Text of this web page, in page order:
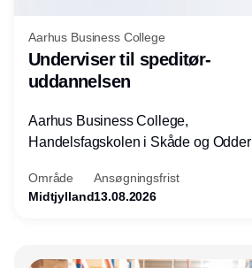
Aarhus Business College
Underviser til speditør-
uddannelsen
Aarhus Business College,
Handelsfagskolen i Skåde og Odder
Område
Midtjylland
Ansøgningsfrist
13.08.2026
Annonce